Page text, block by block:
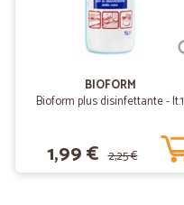
BIOFORM
Bioform plus disinfettante - lt.1
1,99 € 2,25 €